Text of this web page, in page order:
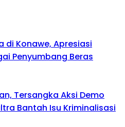
di Konawe, Apresiasi
Penyumbang Beras
Tersangka Aksi Demo
Bantah Isu Kriminalisasi